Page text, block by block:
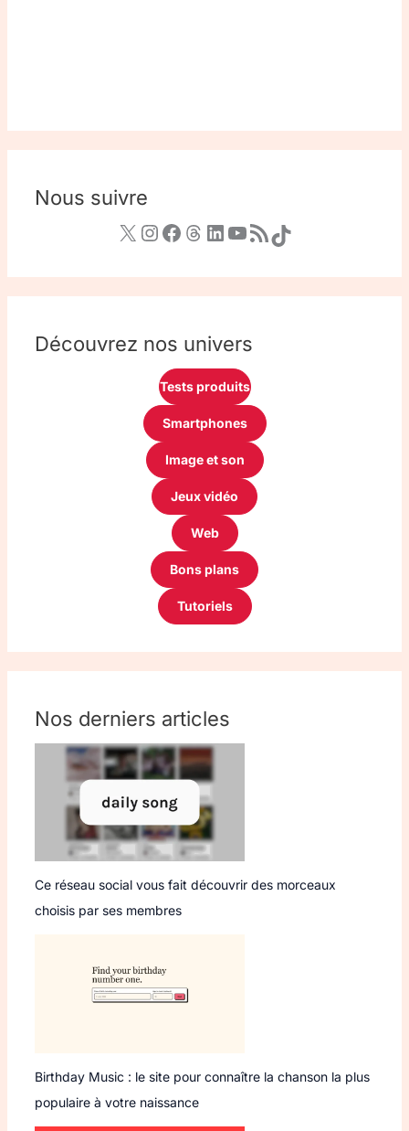
Nous suivre
Découvrez nos univers
Tests produits
Smartphones
Image et son
Jeux vidéo
Web
Bons plans
Tutoriels
Nos derniers articles
Ce réseau social vous fait découvrir des morceaux
choisis par ses membres
Birthday Music : le site pour connaître la chanson la plus
populaire à votre naissance